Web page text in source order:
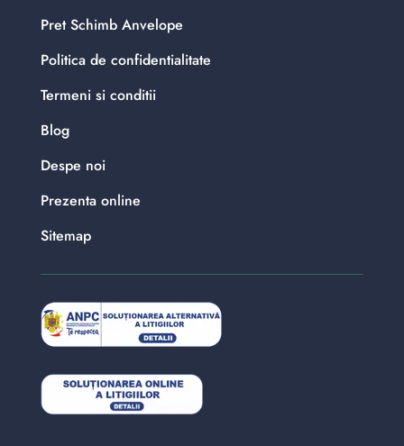
Pret Schimb Anvelope
Politica de confidentialitate
Termeni si conditii
Blog
Despe noi
Prezenta online
Sitemap